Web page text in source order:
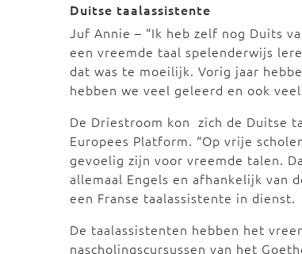
Duitse taalassistente
Juf Annie – “Ik heb zelf nog Duits
een vreemde taal spelenderwijs
dat was te moeilijk. Vorig jaar
hebben we veel geleerd en ook
De Driestroom kon zich de Duitse
Europees Platform. “Op vrije
gevoelig zijn voor vreemde talen.
allemaal Engels en afhankelijk van
een Franse taalassistente in dienst.
De taalassistenten hebben het
nascholingscursussen van het